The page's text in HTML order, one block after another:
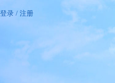
登录 / 注册